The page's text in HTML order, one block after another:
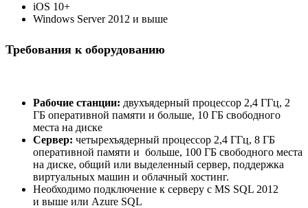
iOS 10+
Windows Server 2012 и выше
Требования к оборудованию
Рабочие станции: двухъядерный процессор 2,4 ГГц, 2
ГБ оперативной памяти и больше, 10 ГБ свободного
места на диске
Сервер: четырехъядерный процессор 2,4 ГГц, 8 ГБ
оперативной памяти и больше, 100 ГБ свободного места
на диске, общий или выделенный сервер, поддержка
виртуальных машин и облачный хостинг.
Необходимо подключение к серверу с MS SQL 2012
и выше или Azure SQL